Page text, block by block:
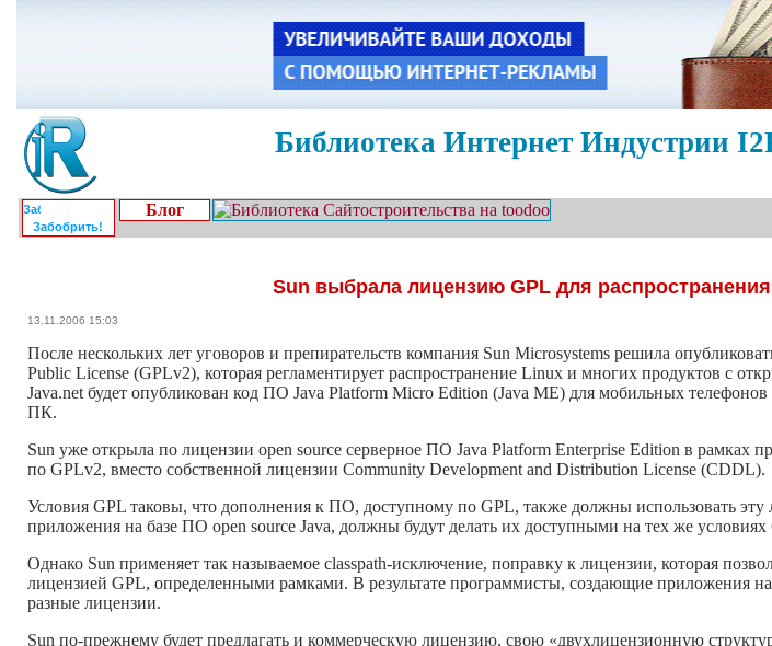
Библиотека Интернет Индустрии
Забобрить!
Блог
Sun выбрала лицензию GPL для
13.11.2006 15:03
После нескольких лет уговоров и препирательств компания Sun Microsystems решила
Public License (GPLv2), которая регламентирует распространение Linux и многих продуктов с
Java.net будет опубликован код ПО Java Platform Micro Edition (Java ME) для мобильных
ПК.
Sun уже открыла по лицензии open source серверное ПО Java Platform Enterprise Edition в рамках
по GPLv2, вместо собственной лицензии Community Development and Distribution License (CDDL).
Условия GPL таковы, что дополнения к ПО, доступному по GPL, также должны использовать
приложения на базе ПО open source Java, должны будут делать их доступными на тех же условиях
Однако Sun применяет так называемое classpath-исключение, поправку к лицензии, которая
лицензией GPL, определенными рамками. В результате программисты, создающие приложения на
разные лицензии.
Sun по-прежнему будет предлагать и коммерческую лицензию, свою «двухлицензионную